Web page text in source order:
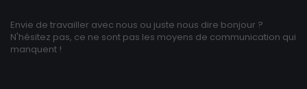
Envie de travailler avec nous ou juste nous dire bonjour ?
N'hésitez pas, ce ne sont pas les moyens de communication qui
manquent !